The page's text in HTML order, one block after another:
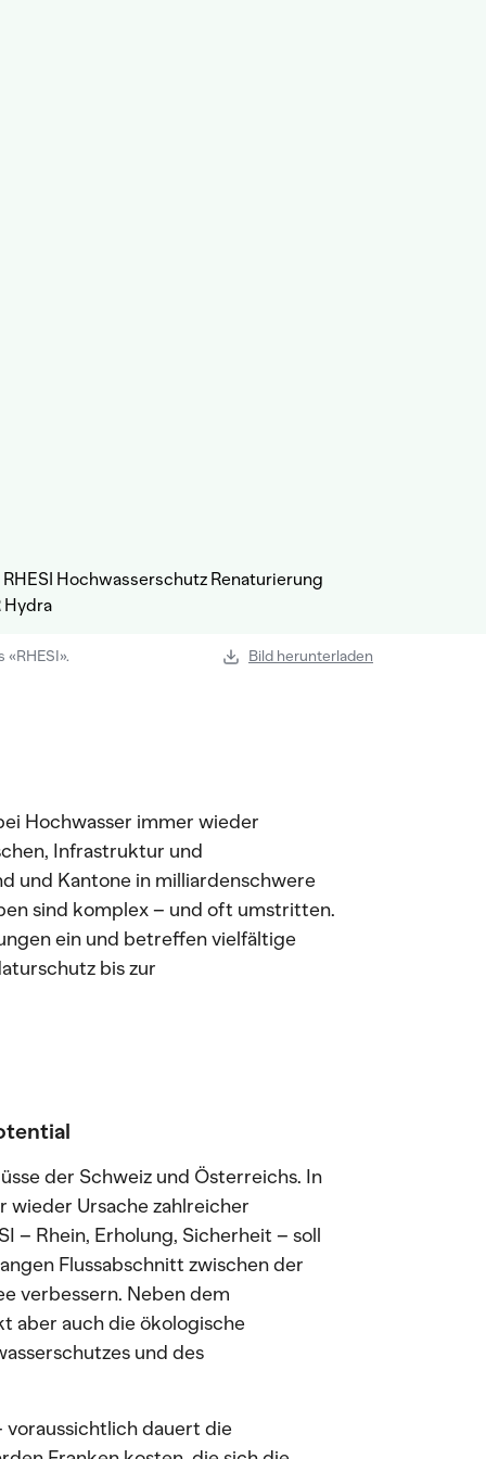
Bild herunterladen
Hochwasser immer wieder
Infrastruktur und
und Kantone in milliardenschwere
sind komplex – und oft umstritten.
ein und betreffen vielfältige
bis zur
der Schweiz und Österreichs. In
wieder Ursache zahlreicher
– Rhein, Erholung, Sicherheit – soll
Flussabschnitt zwischen der
verbessern. Neben dem
aber auch die ökologische
und des
dauert die